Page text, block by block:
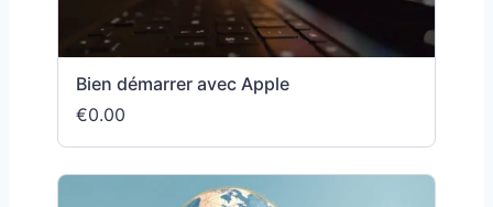
Bien démarrer avec Apple
€0.00